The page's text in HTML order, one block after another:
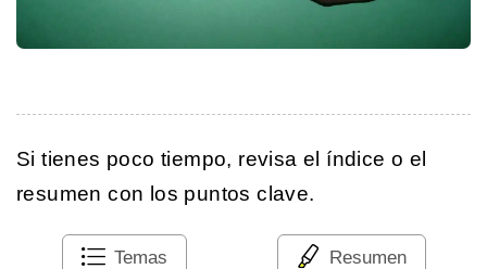
Si tienes poco tiempo, revisa el índice o el
resumen con los puntos clave.
Temas Resumen